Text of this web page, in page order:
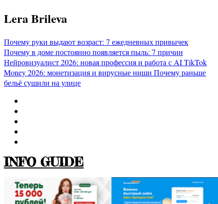
Перейти
к
Lera Brileva
Почему руки выдают возраст: 7 ежедневных привычек
Почему в доме постоянно появляется пыль: 7 причин
Нейровизуалист 2026: новая профессия и работа с AITikTok
Money 2026: монетизация и вирусные ниши Почему раньше
бельё сушили на улице
INFO GUIDE